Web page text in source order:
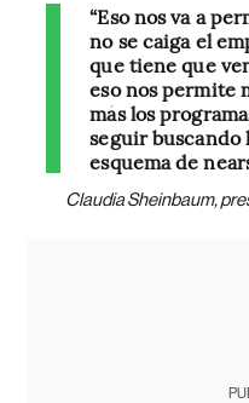
“Eso nos va a
no se caiga el
que tiene que
eso nos permite
más los
seguir buscando
esquema de
Claudia Sheinbaum,